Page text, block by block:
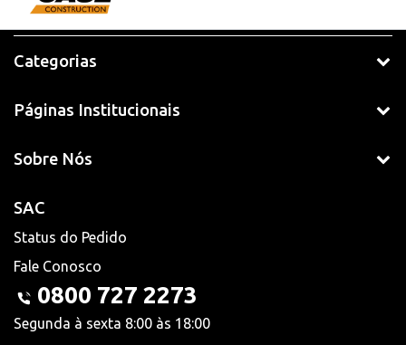
Categorias
Páginas Institucionais
Sobre Nós
SAC
Status do Pedido
Fale Conosco
0800 727 2273
Segunda à sexta 8:00 às 18:00